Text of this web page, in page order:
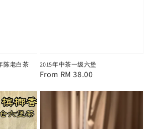
陈老白茶 2015年中茶一级六堡
Regular
From RM 38.00